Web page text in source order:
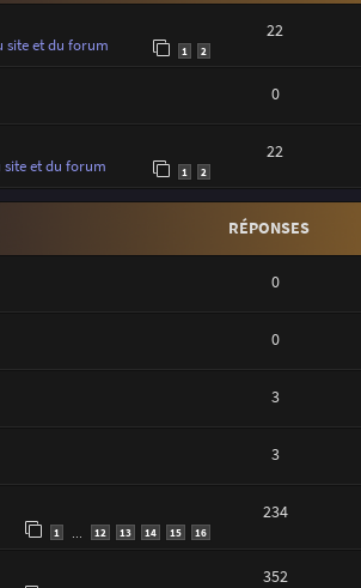
site et du forum 1 2
22
0
et du forum 1 2
22
RÉPONSES
0
0
3
3
1 12 13 14 15 16
234
352